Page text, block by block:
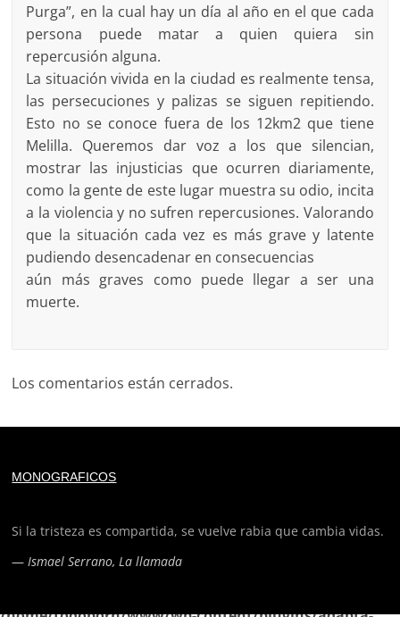
Purga”, en la cual hay un día al año en el que cada
persona puede matar a quien quiera sin
repercusión alguna.
La situación vivida en la ciudad es realmente tensa,
las persecuciones y palizas se siguen repitiendo.
Esto no se conoce fuera de los 12km2 que tiene
Melilla. Queremos dar voz a los que silencian,
mostrar las injusticias que ocurren diariamente,
como la gente de este lugar muestra su odio, incita
a la violencia y no sufren repercusiones. Valorando
que la situación cada vez es más grave y latente
pudiendo desencadenar en consecuencias
aún más graves como puede llegar a ser una
muerte.
Los comentarios están cerrados.
MONOGRAFICOS
Si la tristeza es compartida, se vuelve rabia que cambia vidas.
— Ismael Serrano, La llamada
of type string is deprecated in
rgpd/lib/vendor/Mustache/Tokenizer.php on line110
Deprecated: trim(): Passing null to parameter #1 ($string)